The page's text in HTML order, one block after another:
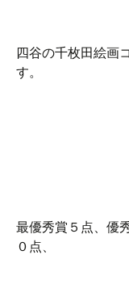
四谷の千枚田絵画
す。
最優秀賞５点、優
０点、